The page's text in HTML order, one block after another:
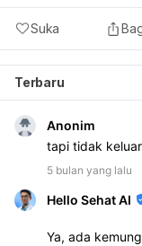
Suka
Terbaru
Anonim
tapi tidak
5 bulan yang lalu
Hello Sehat AI
Ya, ada